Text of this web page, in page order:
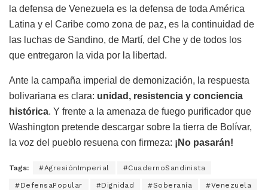
la defensa de Venezuela es la defensa de toda América
Latina y el Caribe como zona de paz, es la continuidad de
las luchas de Sandino, de Martí, del Che y de todos los
que entregaron la vida por la libertad.
Ante la campaña imperial de demonización, la respuesta
bolivariana es clara: unidad, resistencia y conciencia
histórica. Y frente a la amenaza de fuego purificador que
Washington pretende descargar sobre la tierra de Bolívar,
la voz del pueblo resuena con firmeza: ¡No pasarán!
Tags: #AgresiónImperial #CuadernoSandinista
#DefensaPopular #Dignidad #Soberanía #Venezuela